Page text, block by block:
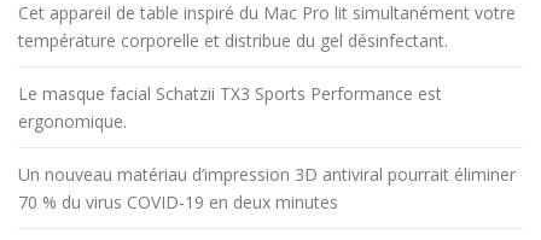
Cet appareil de table inspiré du Mac Pro lit simultanément votre
température corporelle et distribue du gel désinfectant.
Le masque facial Schatzii TX3 Sports Performance est
ergonomique.
Un nouveau matériau d’impression 3D antiviral pourrait éliminer
70 % du virus COVID-19 en deux minutes